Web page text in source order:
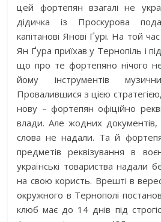
цей фортепян взагалі не
дідичка із Проскурова
капітанові Янові Ґурі. На той
Ян Ґура приїхав у Тернопіль і
що про те фортепяно нічого не
йому інструментів
Провалившися з цією
нову – фортепян офіційно
влади. Але жодних документів,
слова не надали. Та й
предметів реквізування в
українські товариства надали
на свою користь. Врешті в
окружного в Тернополі
клюб має до 14 днів під